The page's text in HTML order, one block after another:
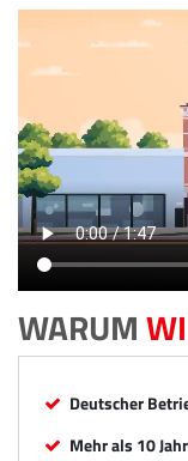
WARUM
Deutscher
Mehr als 10